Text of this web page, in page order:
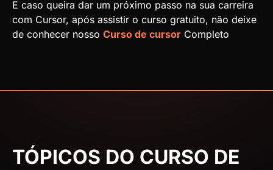
E caso queira dar um próximo passo na sua carreira
com Cursor, após assistir o curso gratuito, não deixe
de conhecer nosso Curso de cursor Completo
TÓPICOS DO CURSO DE